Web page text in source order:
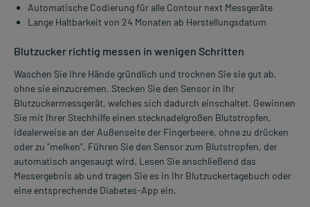
Automatische Codierung für alle Contour next Messgeräte
Lange Haltbarkeit von 24 Monaten ab Herstellungsdatum
Blutzucker richtig messen in wenigen Schritten
Waschen Sie Ihre Hände gründlich und trocknen Sie sie gut ab,
ohne sie einzucremen. Stecken Sie den Sensor in Ihr
Blutzuckermessgerät, welches sich dadurch einschaltet. Gewinnen
Sie mit Ihrer Stechhilfe einen stecknadelgroßen Blutstropfen,
idealerweise an der Außenseite der Fingerbeere, ohne zu drücken
oder zu "melken". Führen Sie den Sensor zum Blutstropfen, der
automatisch angesaugt wird. Lesen Sie anschließend das
Messergebnis ab und tragen Sie es in Ihr Blutzuckertagebuch oder
eine entsprechende Diabetes-App ein.